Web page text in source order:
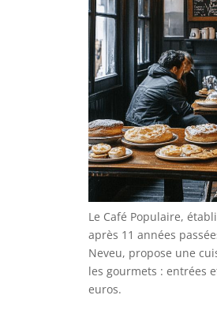
Le Café Populaire,
après 11 années
Neveu, propose une
les gourmets : entrées
euros.